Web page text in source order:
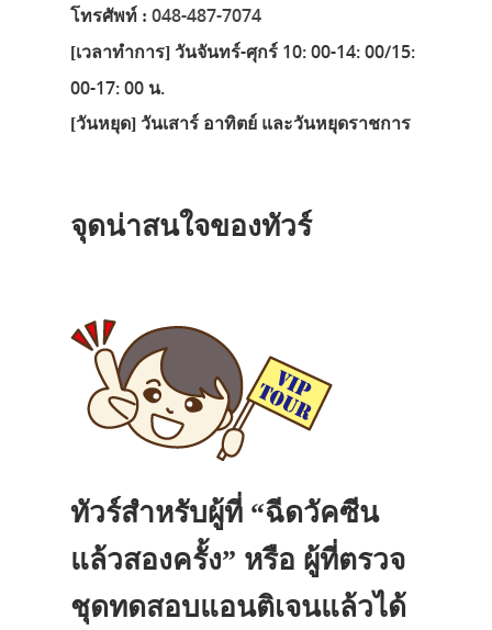
โทรศัพท์ : 048-487-7074
[เวลาทำการ] วันจันทร์-ศุกร์ 10: 00-14: 00/15:
00-17: 00 น.
[วันหยุด] วันเสาร์ อาทิตย์ และวันหยุดราชการ
จุดน่าสนใจของทัวร์
ทัวร์สำหรับผู้ที่ “ฉีดวัคซีน
แล้วสองครั้ง” หรือ ผู้ที่ตรวจ
ชุดทดสอบแอนติเจนแล้วได้